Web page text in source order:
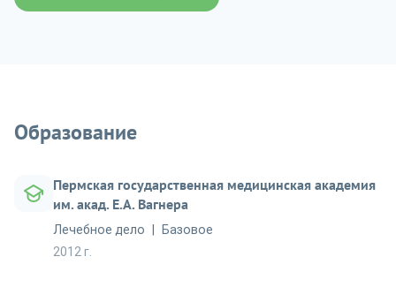
Образование
Пермская государственная медицинская академия
им. акад. Е.А. Вагнера
Лечебное дело
Базовое
2012 г.